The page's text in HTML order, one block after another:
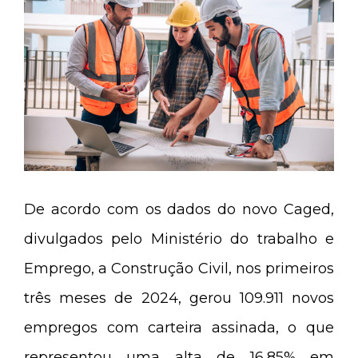
De acordo com os dados do novo Caged,
divulgados pelo Ministério do trabalho e
Emprego, a Construção Civil, nos primeiros
três meses de 2024, gerou 109.911 novos
empregos com carteira assinada, o que